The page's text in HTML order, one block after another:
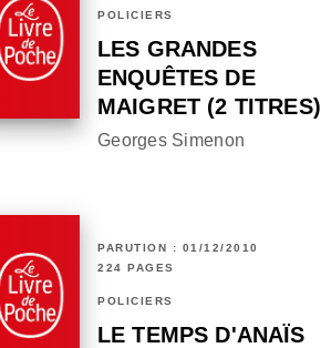
POLICIERS
LES GRANDES
ENQUÊTES DE
MAIGRET (2 TITRES)
Georges Simenon
PARUTION : 01/12/2010
224 PAGES
POLICIERS
LE TEMPS D'ANAÏS